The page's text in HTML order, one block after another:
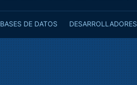
BASES DE DATOS DESARROLLADORES